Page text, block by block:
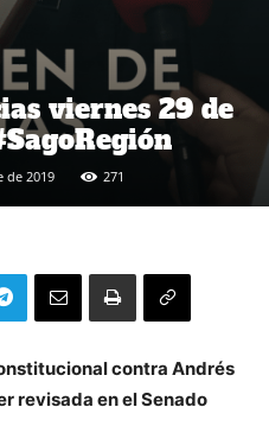
viernes 29 de
de 2019 271
contra Andrés
revisada en el Senado